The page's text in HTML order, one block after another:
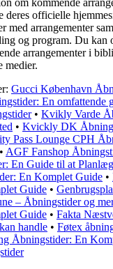
om kommende
deres officielle
med arrangementer
og program. Du kan
arrangementer i
medier.
Gucci København
En omfattende
• Kvikly Varde
• Kvickly DK
Pass Lounge CPH
AGF Fanshop
En Guide til at
En Komplet Guide •
Guide •
– Åbningstider og
Guide • Fakta
handle • Føtex
Åbningstider: En